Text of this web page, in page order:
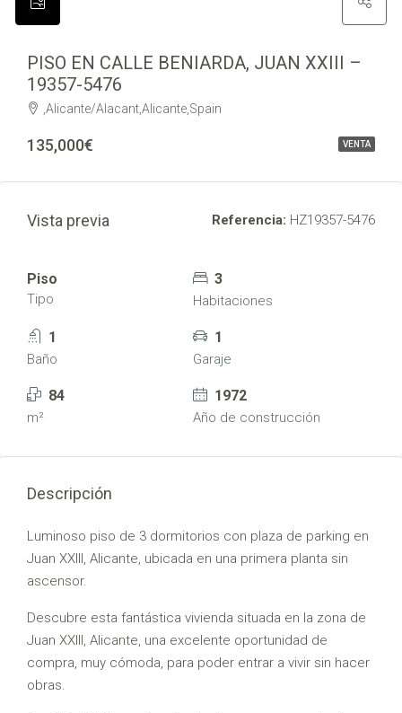
VENTA
PISO EN CALLE BENIARDA, JUAN XXIII –
19357-5476
,Alicante/Alacant,Alicante,Spain
135,000€
Vista previa Referencia: HZ19357-5476
Piso
Tipo
3
Habitaciones
1
Baño
1
Garaje
84
m²
1972
Año de construcción
Descripción
Luminoso piso de 3 dormitorios con plaza de parking en
Juan XXIII, Alicante, ubicada en una primera planta sin
ascensor.
Descubre esta fantástica vivienda situada en la zona de
Juan XXIII, Alicante, una excelente oportunidad de
compra, muy cómoda, para poder entrar a vivir sin hacer
obras.